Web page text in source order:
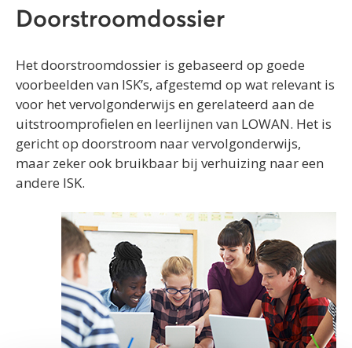
Doorstroomdossier
Het doorstroomdossier is gebaseerd op goede
voorbeelden van ISK’s, afgestemd op wat relevant is
voor het vervolgonderwijs en gerelateerd aan de
uitstroomprofielen en leerlijnen van LOWAN. Het is
gericht op doorstroom naar vervolgonderwijs,
maar zeker ook bruikbaar bij verhuizing naar een
andere ISK.